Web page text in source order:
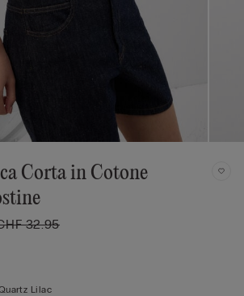
Corta in Cotone
32.95
Lilac